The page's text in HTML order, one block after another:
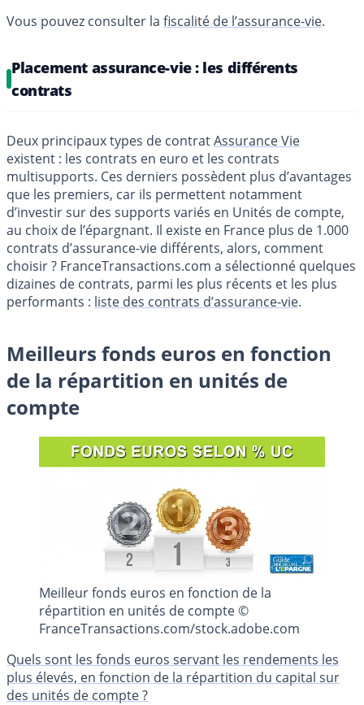
Vous pouvez consulter la fiscalité de l’assurance-vie.
Placement assurance-vie : les différents
contrats
Deux principaux types de contratAssurance Vie
existent : les contrats en euro et les contrats
multisupports. Ces derniers possèdent plus d’avantages
que les premiers, car ils permettent notamment
d’investir sur des supports variés en Unités de compte,
au choix de l’épargnant. Il existe en France plus de 1.000
contrats d’assurance-vie différents, alors, comment
choisir ? FranceTransactions.com a sélectionné quelques
dizaines de contrats, parmi les plus récents et les plus
performants : liste des contrats d’assurance-vie.
Meilleurs fonds euros en fonction
de la répartition en unités de
compte
Meilleur fonds euros en fonction de la
répartition en unités de compte ©
FranceTransactions.com/stock.adobe.com
Quels sont les fonds euros servant les rendements les
plus élevés, en fonction de la répartition du capital sur
des unités de compte ?